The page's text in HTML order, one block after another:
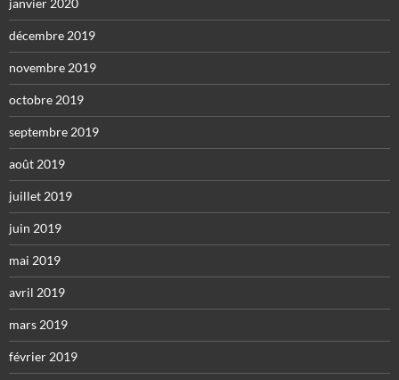
janvier 2020
décembre 2019
novembre 2019
octobre 2019
septembre 2019
août 2019
juillet 2019
juin 2019
mai 2019
avril 2019
mars 2019
février 2019